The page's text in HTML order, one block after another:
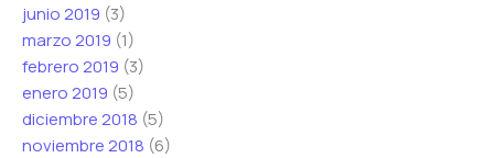
junio 2019 (3)
marzo 2019 (1)
febrero 2019 (3)
enero 2019 (5)
diciembre 2018 (5)
noviembre 2018 (6)